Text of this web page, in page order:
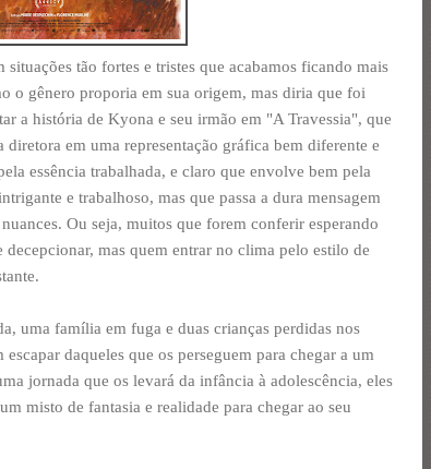
situações tão fortes e tristes que acabamos ficando mais
o gênero proporia em sua origem, mas diria que foi
a história de Kyona e seu irmão em "A Travessia", que
em uma representação gráfica bem diferente e
essência trabalhada, e claro que envolve bem pela
e trabalhoso, mas que passa a dura mensagem
Ou seja, muitos que forem conferir esperando
mas quem entrar no clima pelo estilo de
uma família em fuga e duas crianças perdidas nos
daqueles que os perseguem para chegar a um
jornada que os levará da infância à adolescência, eles
misto de fantasia e realidade para chegar ao seu